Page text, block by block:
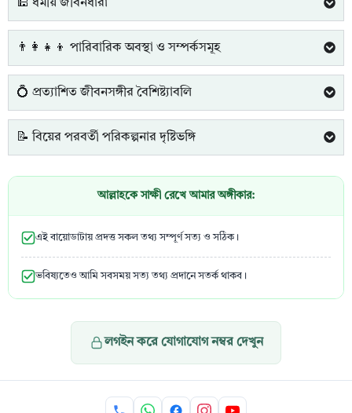
🕌 ধর্মীয় জীবনধারা
👨‍👩‍👧‍👦 পারিবারিক অবস্থা ও সম্পর্কসমূহ
💍 প্রত্যাশিত জীবনসঙ্গীর বৈশিষ্ট্যাবলি
📝 বিয়ের পরবর্তী পরিকল্পনার দৃষ্টিভঙ্গি
আল্লাহকে সাক্ষী রেখে আমার অঙ্গীকার:
এই বায়োডাটায় প্রদত্ত সকল তথ্য সম্পূর্ণ সত্য ও সঠিক।
ভবিষ্যতেও আমি সবসময় সত্য তথ্য প্রদানে সতর্ক থাকব।
লগইন করে যোগাযোগ নম্বর দেখুন